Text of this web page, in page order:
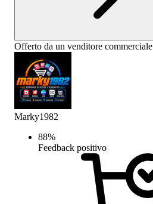
Offerto da un venditore commerciale
Marky1982
88%
Feedback positivo